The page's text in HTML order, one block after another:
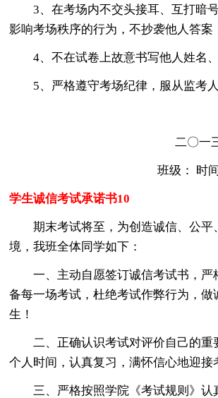
3、在考场内不交头接耳、互打暗
影响考场秩序的行为，不抄袭他人答案
4、不在试卷上故意书写他人姓名、
5、严格遵守考场纪律，服从监考人
二〇一三
班级： 时间
学生诚信考试承诺书10
期末考试将至，为创造诚信、公平
境，我班全体同学如下：
一、主动自愿签订诚信考试书，严
备每一场考试，杜绝考试作弊行为，做
生！
二、正确认识考试对评价自己的重
个人时间，认真复习，满怀信心地迎接
三、严格按照学院《考试规则》认